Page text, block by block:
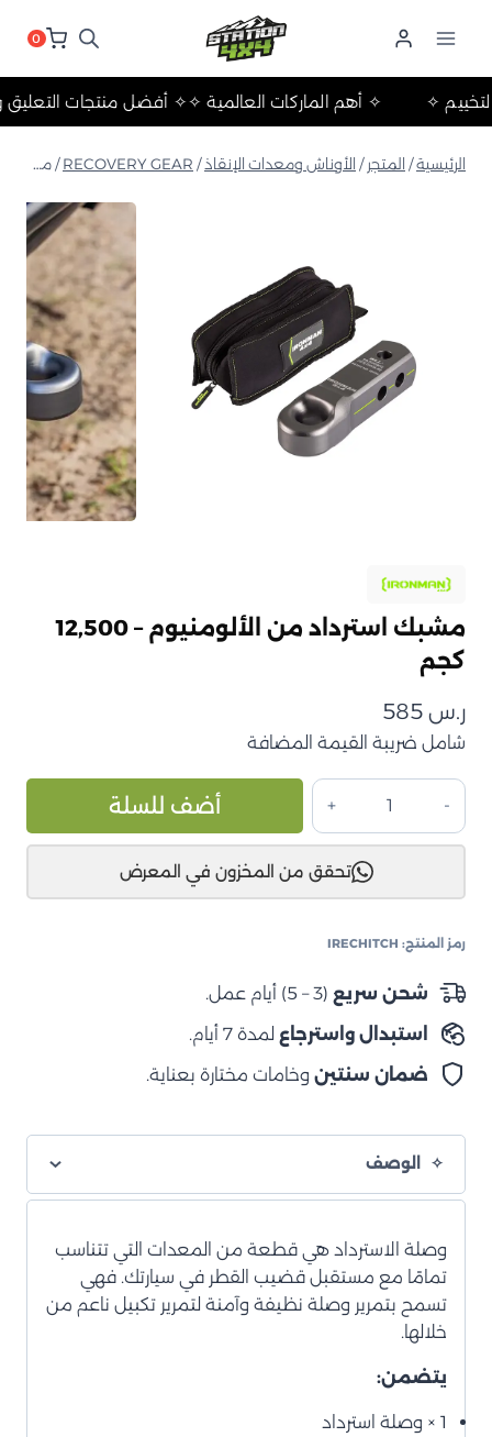
0
✧ أفضل منتجات✧ أهم الماركات العالمية ✧ والتخييم ✧
الرئيسية/ المتجر / الأوناش ومعدات الإنقاذ /
RECOVERY GEAR
/ مشبك استرداد من الألومنيوم – 12,500 كجم
مشبك استرداد من الألومنيوم – 12,500
كجم
ر.س
شامل ضريبة القيمة المضافة
كمية
مشبك
استرداد
الألومنيوم
12,500
كجم
أضف للسلة
تحقق من المخزون في المعرض
رمز المنتج: IRECHITCH
شحن سريع (3 – 5) أيام عمل.
استبدال واسترجاع لمدة 7 أيام.
ضمان سنتين وخامات مختارة بعناية.
الوصف
وصلة الاسترداد هي قطعة من المعدات التي تتناسب
تمامًا مع مستقبل قضيب القطر في سيارتك. فهي
تسمح بتمرير وصلة نظيفة وآمنة لتمرير تكبيل ناعم من
خلالها.
يتضمن:
1 × وصلة استرداد